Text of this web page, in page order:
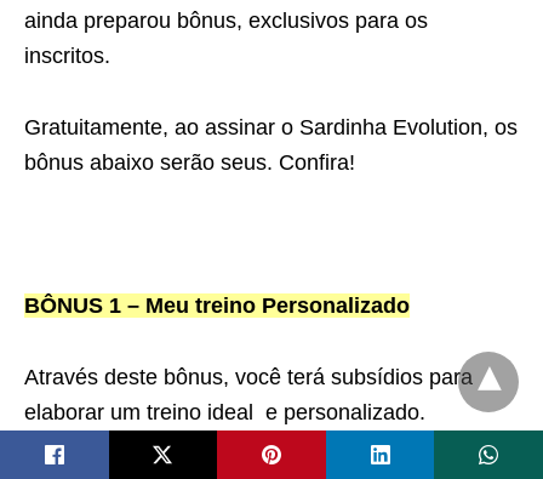
ainda preparou bônus, exclusivos para os
inscritos.
Gratuitamente, ao assinar o Sardinha Evolution, os
bônus abaixo serão seus. Confira!
BÔNUS 1 – Meu treino Personalizado
Através deste bônus, você terá subsídios para
elaborar um treino ideal e personalizado.